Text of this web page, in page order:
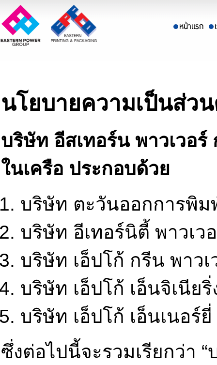
นโยบายความเป็นส่ว
บริษัท อีสเทอร์น พาวเวอ
ในเครือ ประกอบด้วย
บริษัท ตะวันออกการพิ
บริษัท อีเทอร์นิตี้ พาวเ
บริษัท เอ็ปโก้ กรีน พาว
บริษัท เอ็ปโก้ เอ็นจิเนีย
บริษัท เอ็ปโก้ เอ็นเนอร์
ซึ่งต่อไปนี้จะรวมเรียกว่า